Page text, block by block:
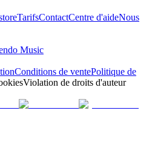
TarifsContactCentre d'aideNous
Music
Conditions de ventePolitique de
Violation de droits d'auteur